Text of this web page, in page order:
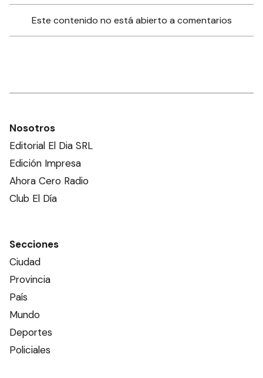
Este contenido no está abierto a comentarios
Nosotros
Editorial El Dia SRL
Edición Impresa
Ahora Cero Radio
Club El Día
Secciones
Ciudad
Provincia
País
Mundo
Deportes
Policiales